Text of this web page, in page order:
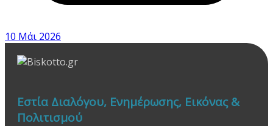
10 Μάι 2026
Εστία Διαλόγου, Ενημέρωσης, Εικόνας &
Πολιτισμού